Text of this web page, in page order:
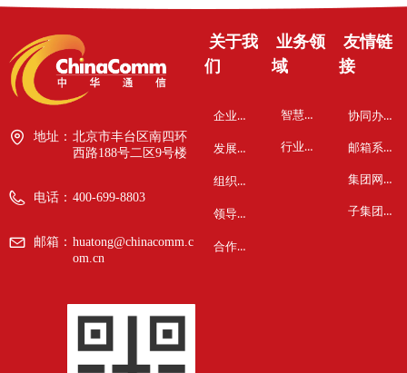
地址： 北京市丰台区南四环
西路188号二区9号楼
电话： 400-699-8803
邮箱： huatong@chinacomm.c
om.cn
企业概况
发展历程
组织架构
领导关怀
合作伙伴
关于我
们
智慧与安全
行业物联网
业务领
域
友情链
接
协同办公系统
邮箱系统
集团网站
子集团网站